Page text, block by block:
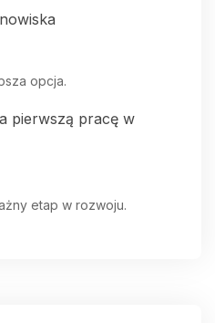
opcja.
pierwszą pracę w
etap w rozwoju.